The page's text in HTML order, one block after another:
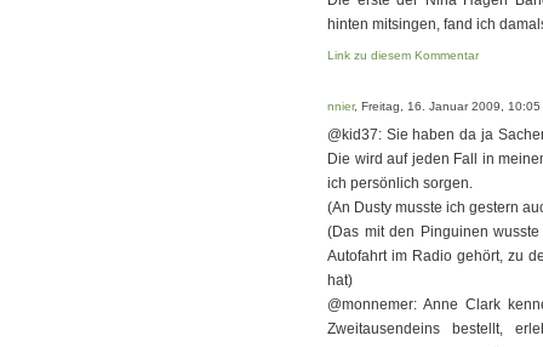
hinten mitsingen, fand ich
Link zu diesem Kommentar
nnier, Freitag, 16. Januar 2009, 10:05
@kid37: Sie haben da ja
Die wird auf jeden Fall in
ich persönlich sorgen.
(An Dusty musste ich gestern
(Das mit den Pinguinen
Autofahrt im Radio gehört, zu
hat)
@monnemer: Anne Clark
Zweitausendeins bestellt,